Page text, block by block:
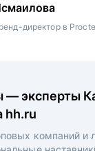
директор в
ИТ-проектов,
продукта в
директор в
Product Manager в
— эксперты
hh.ru
компаний и